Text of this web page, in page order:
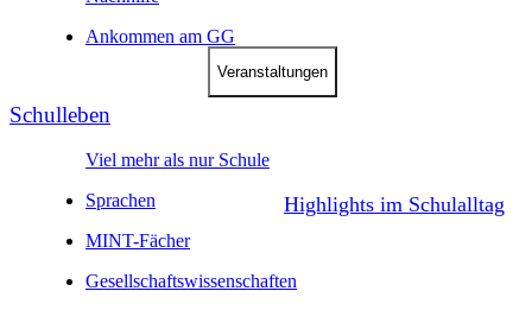
Veranstal­tungen
Highlights im Schulalltag
Ankommen am GG
Schul­leben
Viel mehr als nur Schule
Sprachen
MINT-Fächer
Gesell­schafts­wissen­schaften